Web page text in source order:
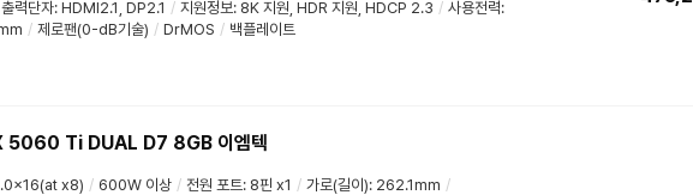
출력단자: HDMI2.1 DP2.1 / 지원정보: 8K 지원 HDR 지원 HDCP 2.3 / 사용전력:
/ 제로팬(0-dB기술) / DrMOS / 백플레이트
5060 Ti DUAL D7 8GB 이엠텍
x8) / 600W 이상 / 전원 포트: 8핀 x1 / 가로(길이): 262.1mm /